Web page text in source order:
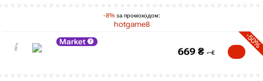
-8%за промокодом:
hotgame8
Market -50%
669 ₴